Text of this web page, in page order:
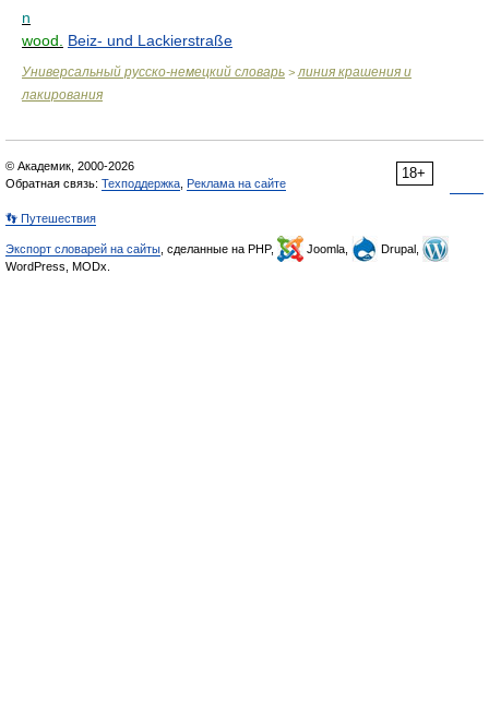
n
wood.
Beiz- und Lackierstraße
Универсальный русско-немецкий словарь > линия крашения и
лакирования
18+
© Академик, 2000-2026
Обратная связь: Техподдержка Реклама на сайте
👣 Путешествия
Экспорт словарей на сайты , сделанные на PHP, Joomla,
Drupal,
WordPress, MODx.